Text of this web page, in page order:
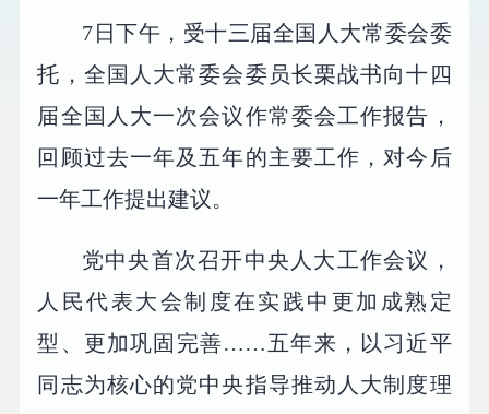
7日下午，受十三届全国人大常委会委
托，全国人大常委会委员长栗战书向十四
届全国人大一次会议作常委会工作报告，
回顾过去一年及五年的主要工作，对今后
一年工作提出建议。
党中央首次召开中央人大工作会议，
人民代表大会制度在实践中更加成熟定
型、更加巩固完善……五年来，以习近平
同志为核心的党中央指导推动人大制度理